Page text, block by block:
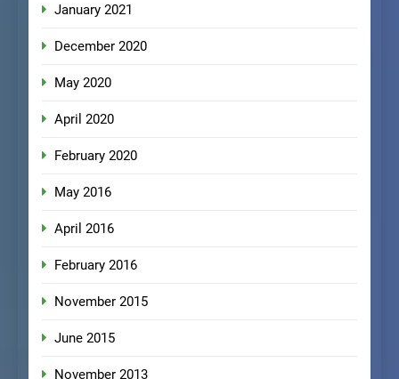
January 2021
December 2020
May 2020
April 2020
February 2020
May 2016
April 2016
February 2016
November 2015
June 2015
November 2013